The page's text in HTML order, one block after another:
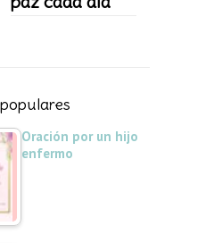
Oración por un hijo
enfermo